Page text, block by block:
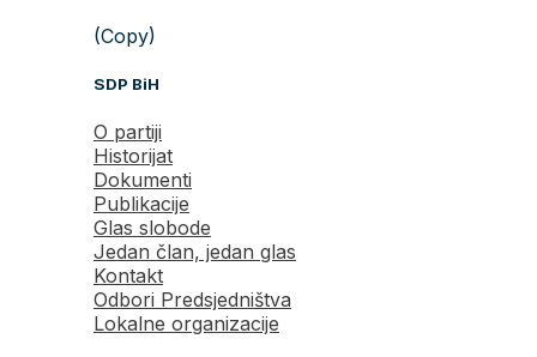
(Copy)
SDP BiH
O partiji
Historijat
Dokumenti
Publikacije
Glas slobode
Jedan član, jedan glas
Kontakt
Odbori Predsjedništva
Lokalne organizacije